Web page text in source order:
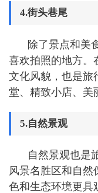
4.街头巷尾
除了景点和美
喜欢拍照的地方。
文化风貌，也是旅
堂、精致小店、美
5.自然景观
自然景观也是
风景名胜区和自然
色和生态环境更具